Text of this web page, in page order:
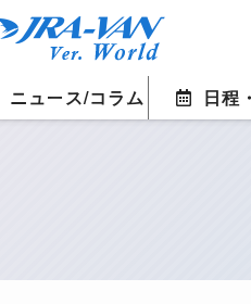
ニュース/コラム 日程